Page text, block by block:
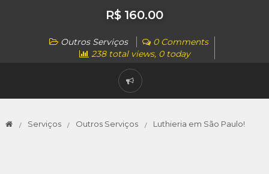
R$ 160.00
Outros Serviços
0 Comments
238 total views, 0 today
Serviços Outros Serviços Luthieria em São Paulo!